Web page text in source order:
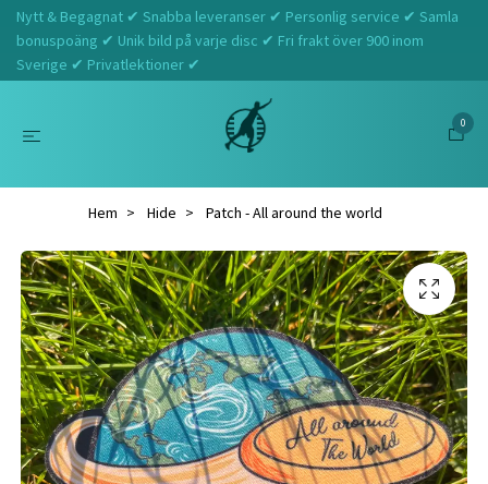
Nytt & Begagnat ✔ Snabba leveranser ✔ Personlig service ✔ Samla
bonuspoäng ✔ Unik bild på varje disc ✔ Fri frakt över 900 inom
Sverige ✔ Privatlektioner ✔
0
Hem Hide Patch - All around the world